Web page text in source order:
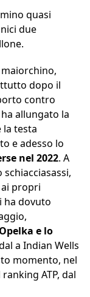
quasi
due
dopo il
contro
allungato la
la testa
e adesso lo
nel 2022. A
propri
ha dovuto
e lo
a Indian Wells
momento, nel
ATP, dal